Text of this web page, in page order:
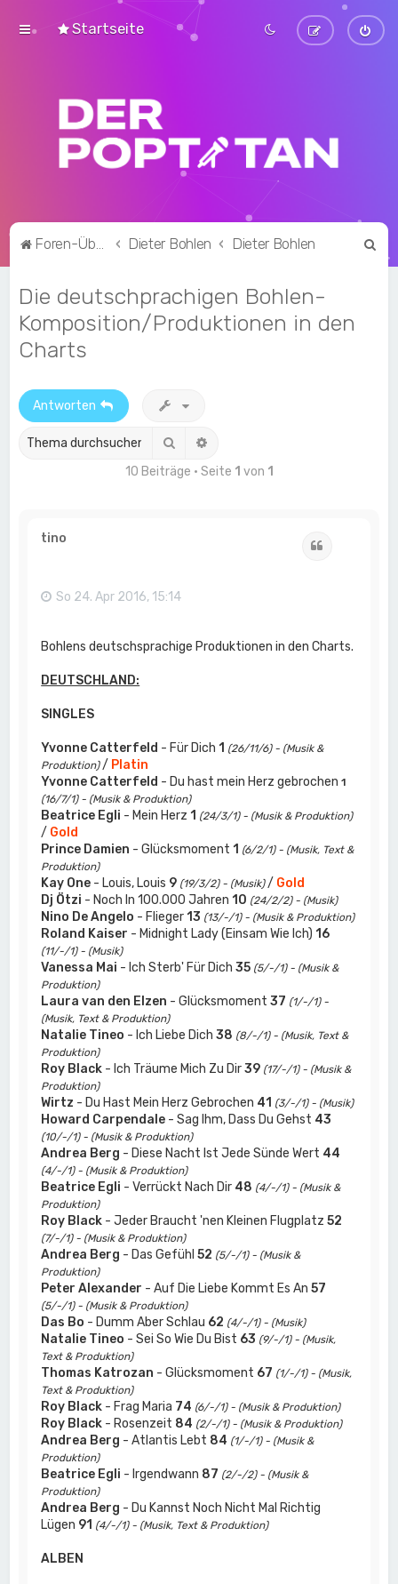
Startseite
Foren-Übersicht Dieter Bohlen Dieter Bohlen
Die deutschprachigen Bohlen-
Komposition/Produktionen in den
Charts
Antworten
Suche
10 Beiträge • Seite 1 von 1
tino
So 24. Apr 2016, 15:14
Bohlens deutschsprachige Produktionen in den Charts.
DEUTSCHLAND:
SINGLES
Yvonne Catterfeld - Für Dich 1 (26/11/6) - (Musik &
Produktion)/ Platin
Yvonne Catterfeld - Du hast mein Herz gebrochen1
(16/7/1) - (Musik & Produktion)
Beatrice Egli - Mein Herz 1 (24/3/1) - (Musik & Produktion)
/ Gold
Prince Damien - Glücksmoment 1 (6/2/1) - (Musik, Text &
Produktion)
Kay One - Louis, Louis 9 (19/3/2) - (Musik)/ Gold
Dj Ötzi - Noch In 100.000 Jahren 10 (24/2/2) - (Musik)
Nino De Angelo - Flieger 13 (13/-/1) - (Musik & Produktion)
Roland Kaiser - Midnight Lady (Einsam Wie Ich) 16
(11/-/1) - (Musik)
Vanessa Mai - Ich Sterb' Für Dich35 (5/-/1) - (Musik &
Produktion)
Laura van den Elzen - Glücksmoment37 (1/-/1) -
(Musik, Text & Produktion)
Natalie Tineo - Ich Liebe Dich38 (8/-/1) - (Musik, Text &
Produktion)
Roy Black - Ich Träume Mich Zu Dir39 (17/-/1) - (Musik &
Produktion)
Wirtz - Du Hast Mein Herz Gebrochen 41 (3/-/1) - (Musik)
Howard Carpendale - Sag Ihm, Dass Du Gehst 43
(10/-/1) - (Musik & Produktion)
Andrea Berg - Diese Nacht Ist Jede Sünde Wert 44
(4/-/1) - (Musik & Produktion)
Beatrice Egli - Verrückt Nach Dir 48 (4/-/1) - (Musik &
Produktion)
Roy Black - Jeder Braucht 'nen Kleinen Flugplatz52
(7/-/1) - (Musik & Produktion)
Andrea Berg - Das Gefühl52 (5/-/1) - (Musik &
Produktion)
Peter Alexander - Auf Die Liebe Kommt Es An57
(5/-/1) - (Musik & Produktion)
Das Bo - Dumm Aber Schlau 62 (4/-/1) - (Musik)
Natalie Tineo - Sei So Wie Du Bist 63 (9/-/1) - (Musik,
Text & Produktion)
Thomas Katrozan - Glücksmoment 67 (1/-/1) - (Musik,
Text & Produktion)
Roy Black - Frag Maria 74 (6/-/1) - (Musik & Produktion)
Roy Black - Rosenzeit 84 (2/-/1) - (Musik & Produktion)
Andrea Berg - Atlantis Lebt 84 (1/-/1) - (Musik &
Produktion)
Beatrice Egli - Irgendwann 87 (2/-/2) - (Musik &
Produktion)
Andrea Berg - Du Kannst Noch Nicht Mal Richtig
Lügen 91 (4/-/1) - (Musik, Text & Produktion)
ALBEN